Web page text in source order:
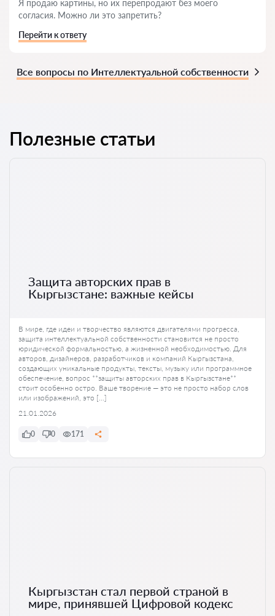
Я продаю картины, но их перепродают без моего
согласия. Можно ли это запретить?
Перейти к ответу
Все вопросы по Интеллектуальной собственности
Полезные статьи
Защита авторских прав в
Кыргызстане: важные кейсы
В мире, где идеи и творчество являются двигателями прогресса,
защита интеллектуальной собственности становится не просто
юридической формальностью, а жизненной необходимостью. Для
авторов, дизайнеров, разработчиков и компаний Кыргызстана,
создающих уникальные продукты, тексты, музыку или программное
обеспечение, вопрос **защиты авторских прав в Кыргызстане**
стоит особенно остро. Ваше творение — это не просто набор слов
или изображений, это […]
21.01.2026
0 0 171
Кыргызстан стал первой страной в
мире, принявшей Цифровой кодекс